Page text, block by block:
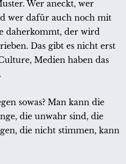
Wer aneckt, wer
wer dafür auch noch mit
daherkommt, der wird
Das gibt es nicht erst
Medien haben das
sowas? Man kann die
die unwahr sind, die
die nicht stimmen, kann